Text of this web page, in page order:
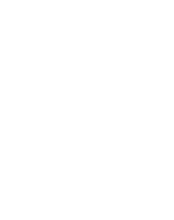
Honduras con una
de lima limón
NO